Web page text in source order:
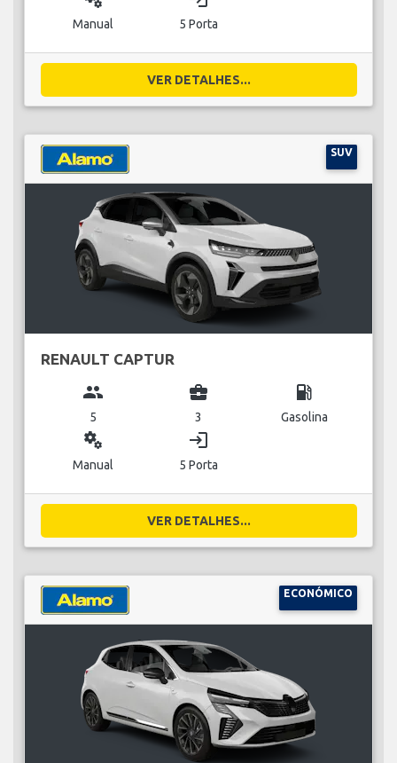
Manual 5 Porta
VER DETALHES...
SUV
RENAULT CAPTUR
group
5
business_center
3
local_gas_station
Gasolina
miscellaneous_services
Manual
login
5 Porta
VER DETALHES...
ECONÓMICO